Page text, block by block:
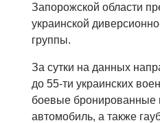
Запорожской области
украинской
группы.
За сутки на данных
до 55-ти украинских
боевые
автомобиль, а также